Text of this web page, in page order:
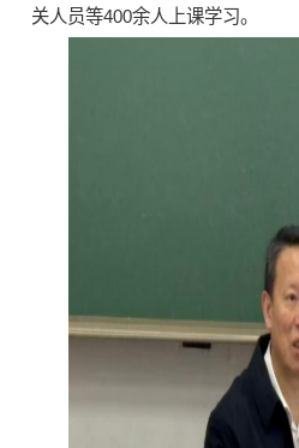
关人员等400余人上课学习。